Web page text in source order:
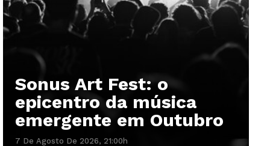
Sonus Art Fest: o
epicentro da música
emergente em Outubro
7 De Agosto De 2026, 21:00h